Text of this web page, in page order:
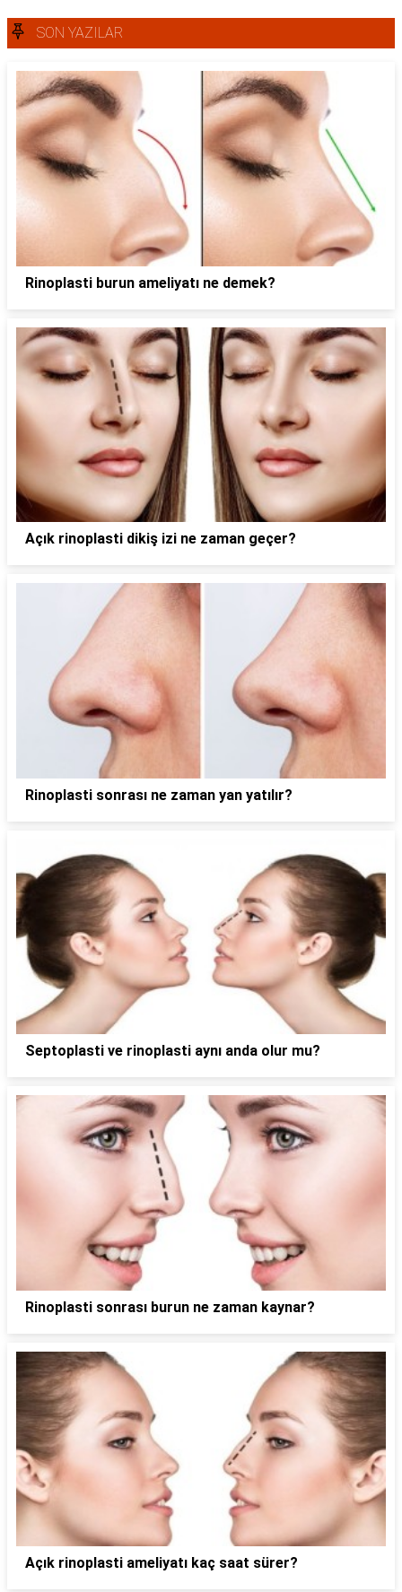
SON YAZILAR
Rinoplasti burun ameliyatı ne demek?
Açık rinoplasti dikiş izi ne zaman geçer?
Rinoplasti sonrası ne zaman yan yatılır?
Septoplasti ve rinoplasti aynı anda olur mu?
Rinoplasti sonrası burun ne zaman kaynar?
Açık rinoplasti ameliyatı kaç saat sürer?